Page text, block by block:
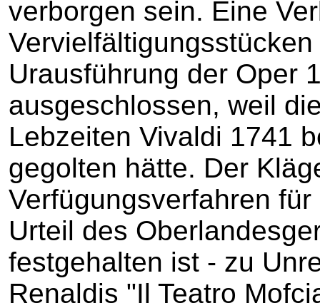
verborgen sein. Eine
Urausführung der Oper
ausgeschlossen, weil
Lebzeiten Vivaldi 1741
gegolten hätte. Der
Verfügungsverfahren
Urteil des
festgehalten ist - zu
Renaldis "Il Teatro